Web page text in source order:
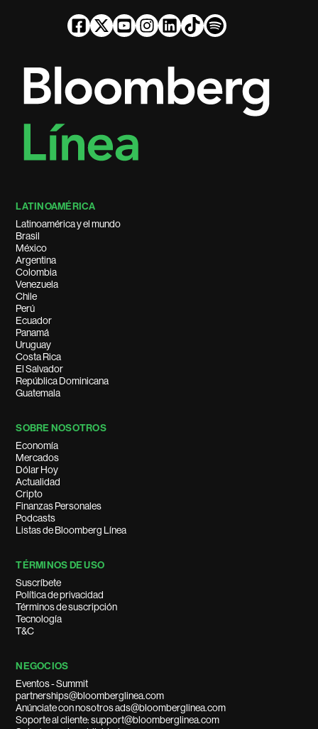
LATINOAMÉRICA
Latinoamérica y el mundo
Brasil
México
Argentina
Colombia
Venezuela
Chile
Perú
Ecuador
Panamá
Uruguay
Costa Rica
El Salvador
República Dominicana
Guatemala
SOBRE NOSOTROS
Economía
Mercados
Dólar Hoy
Actualidad
Cripto
Finanzas Personales
Podcasts
Listas de Bloomberg Línea
TÉRMINOS DE USO
Suscríbete
Política de privacidad
Términos de suscripción
Tecnología
T&C
NEGOCIOS
Eventos - Summit
partnerships@bloomberglinea.com
Anúnciate con nosotros ads@bloomberglinea.com
Soporte al cliente: support@bloomberglinea.com